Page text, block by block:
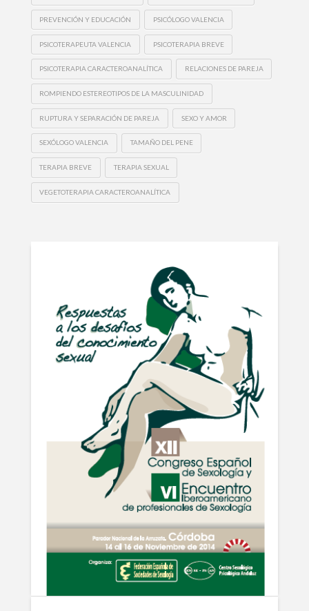
PREVENCIÓN Y EDUCACIÓN PSICÓLOGO VALENCIA
PSICOTERAPEUTA VALENCIA PSICOTERAPIA BREVE
PSICOTERAPIA CARACTEROANALÍTICA RELACIONES DE PAREJA
ROMPIENDO ESTEREOTIPOS DE LA MASCULINIDAD
RUPTURA Y SEPARACIÓN DE PAREJA SEXO Y AMOR
SEXÓLOGO VALENCIA TAMAÑO DEL PENE
TERAPIA BREVE TERAPIA SEXUAL
VEGETOTERAPIA CARACTEROANALÍTICA